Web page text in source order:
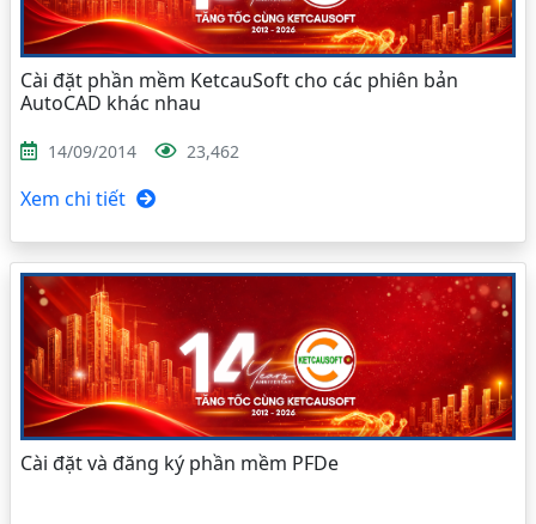
Cài đặt phần mềm KetcauSoft cho các phiên bản
AutoCAD khác nhau
14/09/2014 23,462
Xem chi tiết
Cài đặt và đăng ký phần mềm PFDe